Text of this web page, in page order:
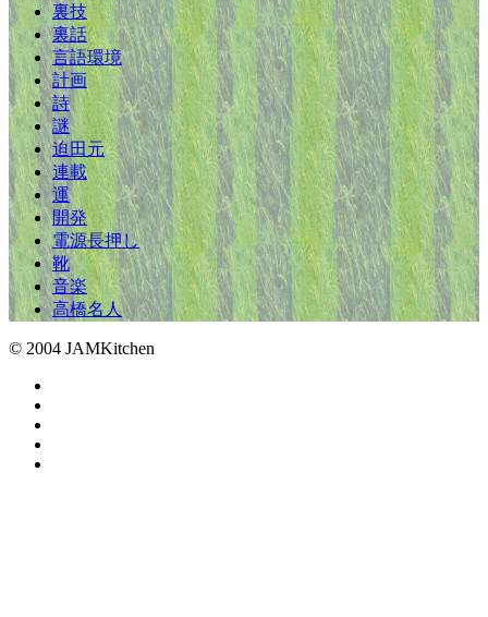
裏技
裏話
言語環境
計画
詩
謎
迫田元
連載
運
開発
電源長押し
靴
音楽
高橋名人
© 2004 JAMKitchen